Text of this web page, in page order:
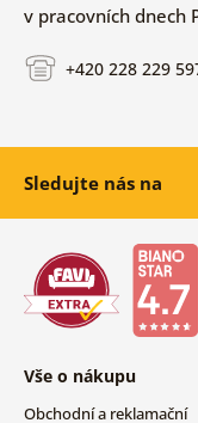
v pracovních dnech
+420 228 229
Sledujte nás na
Vše o nákupu
Obchodní a reklamační